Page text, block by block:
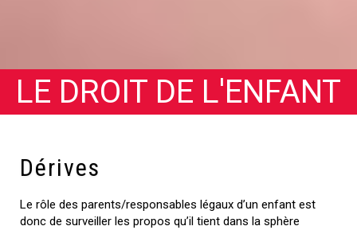
LE DROIT DE L'ENFANT
Dérives
Le rôle des parents/responsables légaux d’un enfant est
donc de surveiller les propos qu’il tient dans la sphère